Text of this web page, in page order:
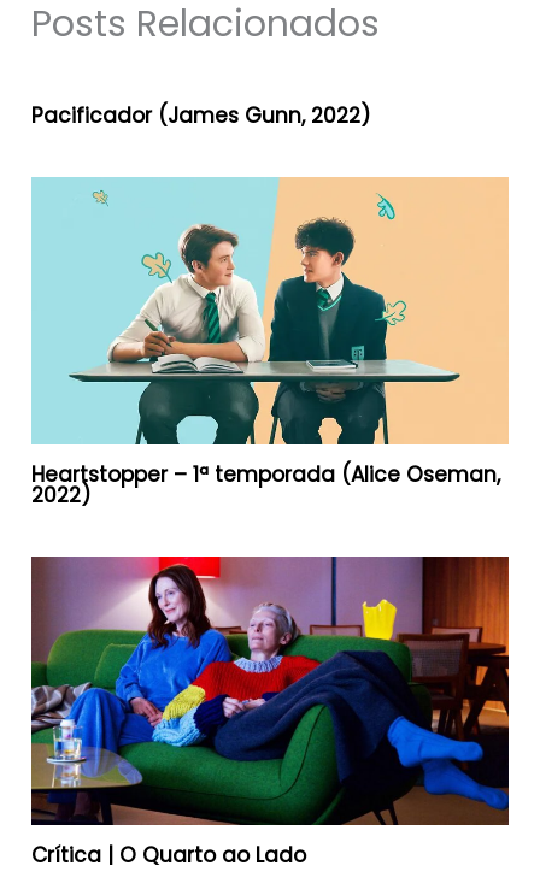
Posts Relacionados
Pacificador (James Gunn, 2022)
Heartstopper – 1ª temporada (Alice Oseman,
2022)
Crítica | O Quarto ao Lado